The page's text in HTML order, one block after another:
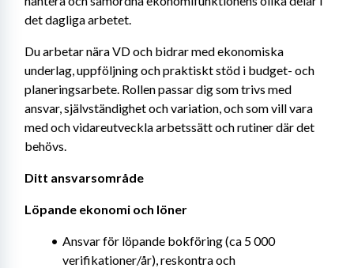
det dagliga arbetet.
Du arbetar nära VD och bidrar med ekonomiska
underlag, uppföljning och praktiskt stöd i budget- och
planeringsarbete. Rollen passar dig som trivs med
ansvar, självständighet och variation, och som vill vara
med och vidareutveckla arbetssätt och rutiner där det
behövs.
Ditt ansvarsområde
Löpande ekonomi och löner
Ansvar för löpande bokföring (ca 5 000
verifikationer/år), reskontra och